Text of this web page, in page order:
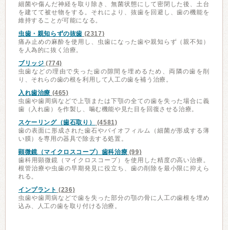
細菌や傷んだ神経を取り除き、無菌状態にして密閉した後、土台
を建てて被せ物をする。それにより、抜歯を回避し、歯の機能を
維持することが可能になる。
虫歯・親知らずの抜歯 (2317)
痛み止めの麻酔を使用し、虫歯になった歯や親知らず（親不知）
を人為的に抜く治療。
ブリッジ (774)
虫歯などの理由で失った歯の隙間を埋めるため、両隣の歯を削
り、それらの歯の根を利用して人工の歯を補う治療。
入れ歯治療 (465)
虫歯や歯周病などで上顎または下顎の全ての歯を失った場合に義
歯（入れ歯）を作製し、噛む機能や見た目を回復させる治療。
スケーリング（歯石取り）
(4581)
歯の表面に形成された歯石やバイオフィルム（細菌が形成する薄
い膜）を専用の器具で除去する処置。
顕微鏡（マイクロスコープ）歯科治療 (99)
歯科用顕微鏡（マイクロスコープ）を使用した精度の高い治療。
根管治療や虫歯の早期発見に役立ち、歯の削除を最小限に抑えら
れる。
インプラント (236)
虫歯や歯周病などで歯を失った部分の顎の骨に人工の歯根を埋め
込み、人工の歯を取り付ける治療。